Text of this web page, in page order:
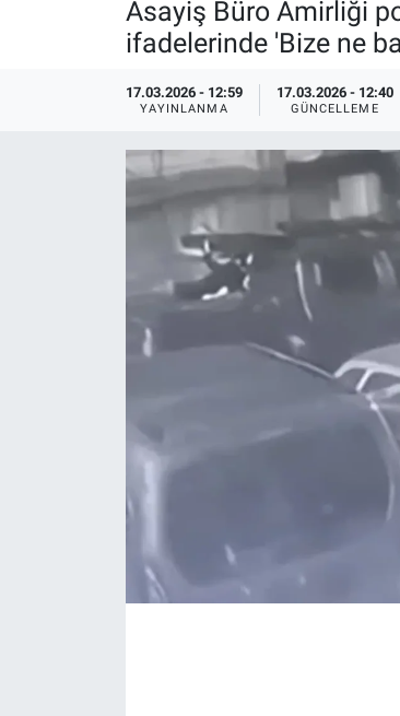
Asayiş Büro Amirliği
ifadelerinde 'Bize ne
17.03.2026 - 12:59
YAYINLANMA
17.03.2026 - 12:40
GÜNCELLEME
Ege'den Esintiler
Eğlence
Ekonomi
Günün görüntüsü
İletişim